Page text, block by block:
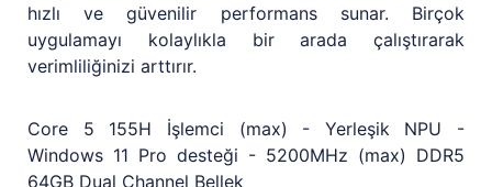
hızlı ve güvenilir performans sunar. Birçok
uygulamayı kolaylıkla bir arada çalıştırarak
verimliliğinizi arttırır.
Core 5 155H İşlemci (max) - Yerleşik NPU -
Windows 11 Pro desteği - 5200MHz (max) DDR5
64GB Dual Channel Bellek